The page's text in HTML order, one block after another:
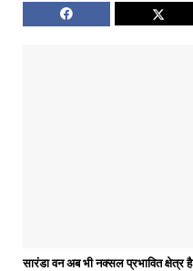
सारंडा वन अब भी नक्सल प्रभावित क्षेत्र है